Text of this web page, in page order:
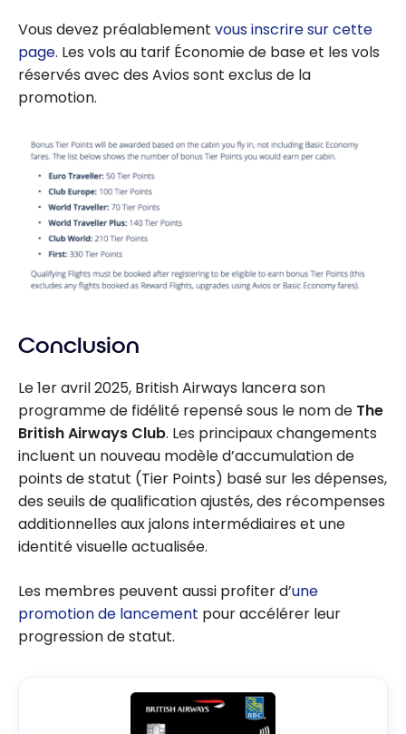
Vous devez préalablement vous inscrire sur cette
page. Les vols au tarif Économie de base et les vols
réservés avec des Avios sont exclus de la
promotion.
Conclusion
Le 1er avril 2025, British Airways lancera son
programme de fidélité repensé sous le nom de The
British Airways Club. Les principaux changements
incluent un nouveau modèle d’accumulation de
points de statut (Tier Points) basé sur les dépenses,
des seuils de qualification ajustés, des récompenses
additionnelles aux jalons intermédiaires et une
identité visuelle actualisée.
Les membres peuvent aussi profiter d’une
promotion de lancement pour accélérer leur
progression de statut.